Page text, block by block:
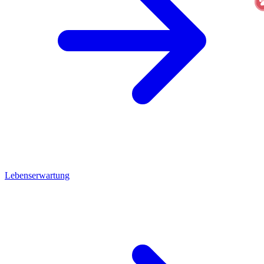
Lebenserwartung